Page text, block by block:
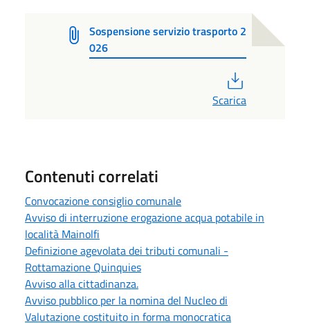
Sospensione servizio trasporto 2
026
Scarica
Contenuti correlati
Convocazione consiglio comunale
Avviso di interruzione erogazione acqua potabile in
località Mainolfi
Definizione agevolata dei tributi comunali -
Rottamazione Quinquies
Avviso alla cittadinanza.
Avviso pubblico per la nomina del Nucleo di
Valutazione costituito in forma monocratica